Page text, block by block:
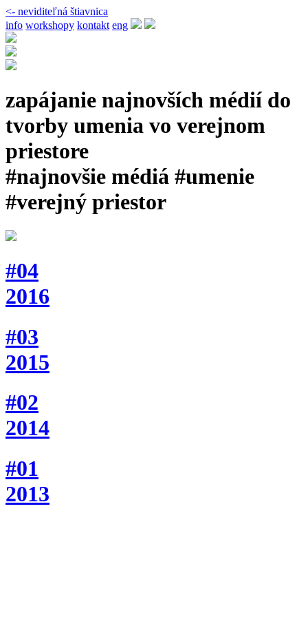
<- neviditeľná štiavnica
info workshopy kontakt eng
zapájanie najnovších médií do
tvorby umenia vo verejnom
priestore
#najnovšie médiá #umenie
#verejný priestor
#04
2016
#03
2015
#02
2014
#01
2013